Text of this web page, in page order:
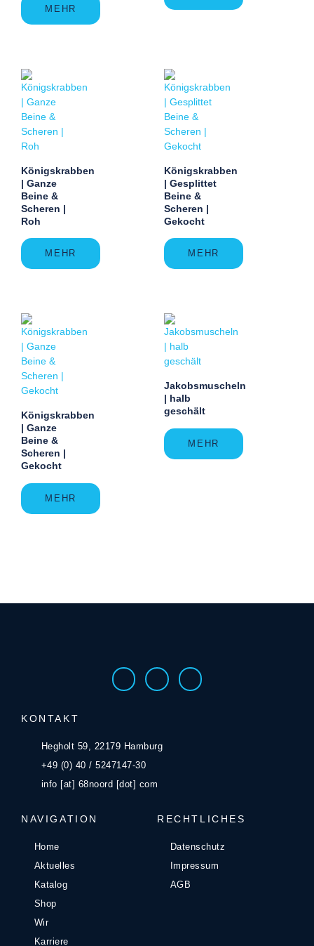
MEHR
Königskrabben
| Ganze
Beine &
Scheren |
Roh
MEHR
Königskrabben
| Gesplittet
Beine &
Scheren |
Gekocht
MEHR
Königskrabben
| Ganze
Beine &
Scheren |
Gekocht
MEHR
Jakobsmuscheln
| halb
geschält
MEHR
KONTAKT
Hegholt 59, 22179 Hamburg
+49 (0) 40 / 5247147-30
info [at] 68noord [dot] com
NAVIGATION
Home
Aktuelles
Katalog
Shop
Wir
Karriere
RECHTLICHES
Datenschutz
Impressum
AGB